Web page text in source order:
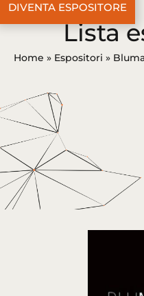
DIVENTA ESPOSITORE
Lista
Home » Espositori »